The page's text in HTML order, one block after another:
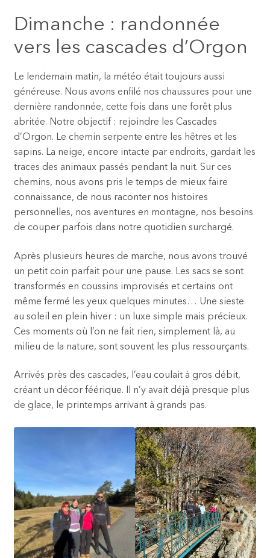
Dimanche : randonnée
vers les cascades d’Orgon
Le lendemain matin, la météo était toujours aussi
généreuse. Nous avons enfilé nos chaussures pour une
dernière randonnée, cette fois dans une forêt plus
abritée. Notre objectif : rejoindre les Cascades
d’Orgon. Le chemin serpente entre les hêtres et les
sapins. La neige, encore intacte par endroits, gardait les
traces des animaux passés pendant la nuit. Sur ces
chemins, nous avons pris le temps de mieux faire
connaissance, de nous raconter nos histoires
personnelles, nos aventures en montagne, nos besoins
de couper parfois dans notre quotidien surchargé.
Après plusieurs heures de marche, nous avons trouvé
un petit coin parfait pour une pause. Les sacs se sont
transformés en coussins improvisés et certains ont
même fermé les yeux quelques minutes… Une sieste
au soleil en plein hiver : un luxe simple mais précieux.
Ces moments où l’on ne fait rien, simplement là, au
milieu de la nature, sont souvent les plus ressourçants.
Arrivés près des cascades, l’eau coulait à gros débit,
créant un décor féérique. Il n’y avait déjà presque plus
de glace, le printemps arrivant à grands pas.